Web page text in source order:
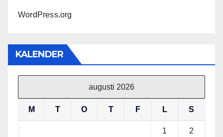
WordPress.org
KALENDER
augusti 2026
M T O T F L S
1 2